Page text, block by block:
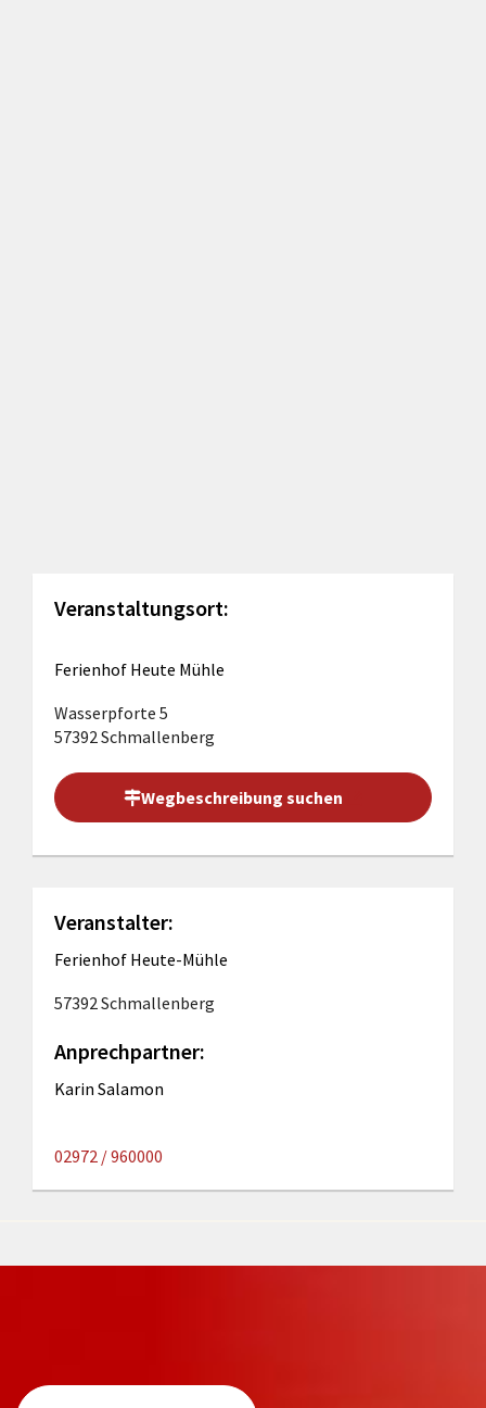
Veranstaltungsort:
Ferienhof Heute Mühle
Wasserpforte 5
57392 Schmallenberg
Wegbeschreibung suchen
Veranstalter:
Ferienhof Heute-Mühle
57392 Schmallenberg
Anprechpartner:
Karin Salamon
02972 / 960000